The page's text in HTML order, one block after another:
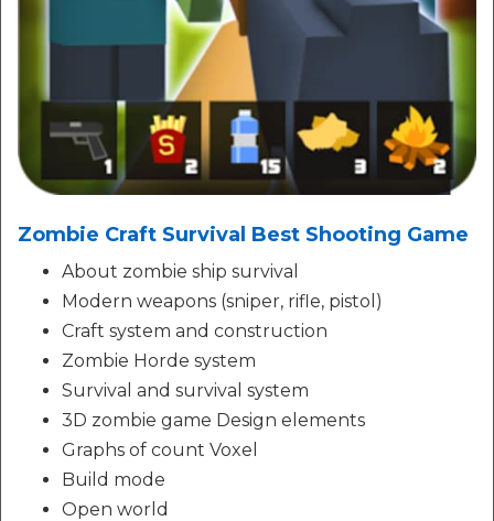
Zombie Craft Survival Best Shooting Game
About zombie ship survival
Modern weapons (sniper, rifle, pistol)
Craft system and construction
Zombie Horde system
Survival and survival system
3D zombie game Design elements
Graphs of count Voxel
Build mode
Open world